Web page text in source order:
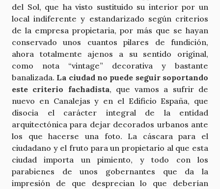
del Sol, que ha visto sustituido su interior por un
local indiferente y estandarizado según criterios
de la empresa propietaria, por más que se hayan
conservado unos cuantos pilares de fundición,
ahora totalmente ajenos a su sentido original,
como nota “vintage” decorativa y bastante
banalizada. La ciudad no puede seguir soportando
este criterio fachadista, que vamos a sufrir de
nuevo en Canalejas y en el Edificio España, que
disocia el carácter integral de la entidad
arquitectónica para dejar decorados urbanos ante
los que hacerse una foto. La cáscara para el
ciudadano y el fruto para un propietario al que esta
ciudad importa un pimiento, y todo con los
parabienes de unos gobernantes que da la
impresión de que desprecian lo que deberían